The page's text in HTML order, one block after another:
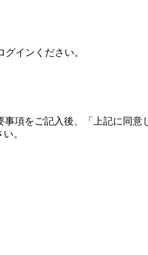
インください。
項をご記入後、「上記に同
。